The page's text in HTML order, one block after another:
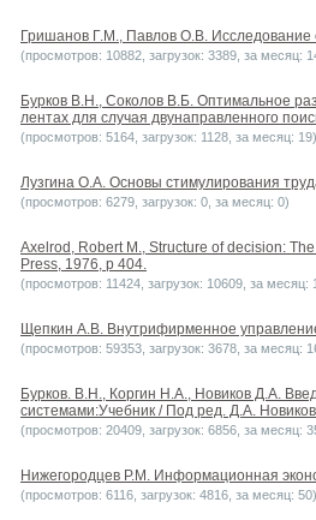
Гришанов Г.М., Павлов О.В.
(просмотров: 10882, загрузок: 3389, за месяц:
Бурков B.H., Соколов В.Б. Оптимальное
лентах для случая двунаправленного
(просмотров: 5164, загрузок: 1128, за месяц: 19)
Лузгина О.А. Основы стимулирования
(просмотров: 6279, загрузок: 0, за месяц: 0)
Axelrod, Robert M., Structure of decision:
Press, 1976, p 404.
(просмотров: 11424, загрузок: 10609, за месяц:
Щепкин А.В. Внутрифирменное
(просмотров: 59353, загрузок: 3678, за месяц:
Бурков. В.Н., Коргин Н.А., Новиков Д.А.
системами:Учебник / Под ред. Д.А.
(просмотров: 20409, загрузок: 6856, за месяц:
Нижегородцев Р.М. Информационная
(просмотров: 6116, загрузок: 4816, за месяц: 50)